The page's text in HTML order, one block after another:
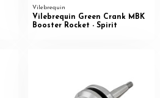
Vilebrequin
Vilebrequin Green Crank MBK
Booster Rocket - Spirit